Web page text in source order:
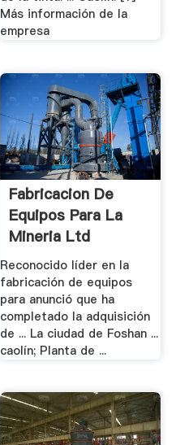
Más información de la
empresa
Fabricacion De
Equipos Para La
Mineria Ltd
Reconocido líder en la
fabricación de equipos
para anunció que ha
completado la adquisición
de ... La ciudad de Foshan ...
caolín; Planta de ...